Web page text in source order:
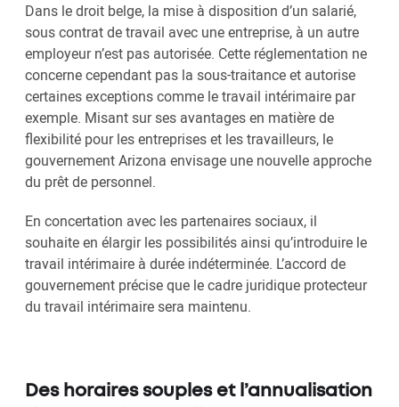
Dans le droit belge, la mise à disposition d’un salarié,
sous contrat de travail avec une entreprise, à un autre
employeur n’est pas autorisée. Cette réglementation ne
concerne cependant pas la sous-traitance et autorise
certaines exceptions comme le travail intérimaire par
exemple. Misant sur ses avantages en matière de
flexibilité pour les entreprises et les travailleurs, le
gouvernement Arizona envisage une nouvelle approche
du prêt de personnel.
En concertation avec les partenaires sociaux, il
souhaite en élargir les possibilités ainsi qu’introduire le
travail intérimaire à durée indéterminée. L’accord de
gouvernement précise que le cadre juridique protecteur
du travail intérimaire sera maintenu.
Des horaires souples et l’annualisation